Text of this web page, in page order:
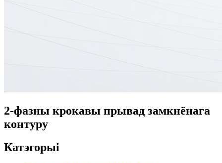
2-фазны крокавы прывад замкнёнага
контуру
Катэгорыі